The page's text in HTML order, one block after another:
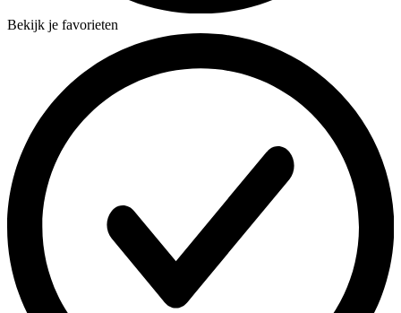
Bekijk je favorieten